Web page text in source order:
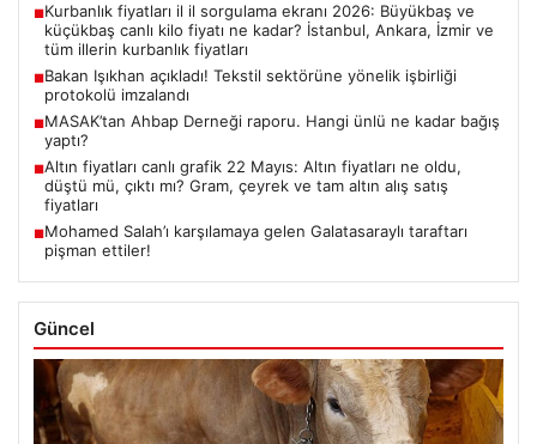
■Kurbanlık fiyatları il il sorgulama ekranı 2026: Büyükbaş ve
küçükbaş canlı kilo fiyatı ne kadar? İstanbul, Ankara, İzmir ve
tüm illerin kurbanlık fiyatları
■Bakan Işıkhan açıkladı! Tekstil sektörüne yönelik işbirliği
protokolü imzalandı
■MASAK’tan Ahbap Derneği raporu. Hangi ünlü ne kadar bağış
yaptı?
■Altın fiyatları canlı grafik 22 Mayıs: Altın fiyatları ne oldu,
düştü mü, çıktı mı? Gram, çeyrek ve tam altın alış satış
fiyatları
■Mohamed Salah’ı karşılamaya gelen Galatasaraylı taraftarı
pişman ettiler!
Güncel